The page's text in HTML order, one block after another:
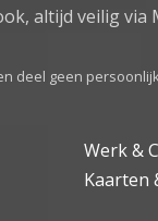
altijd veilig via
deel geen
Werk &
Kaarten